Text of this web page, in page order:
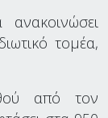
τομέα,
από τον